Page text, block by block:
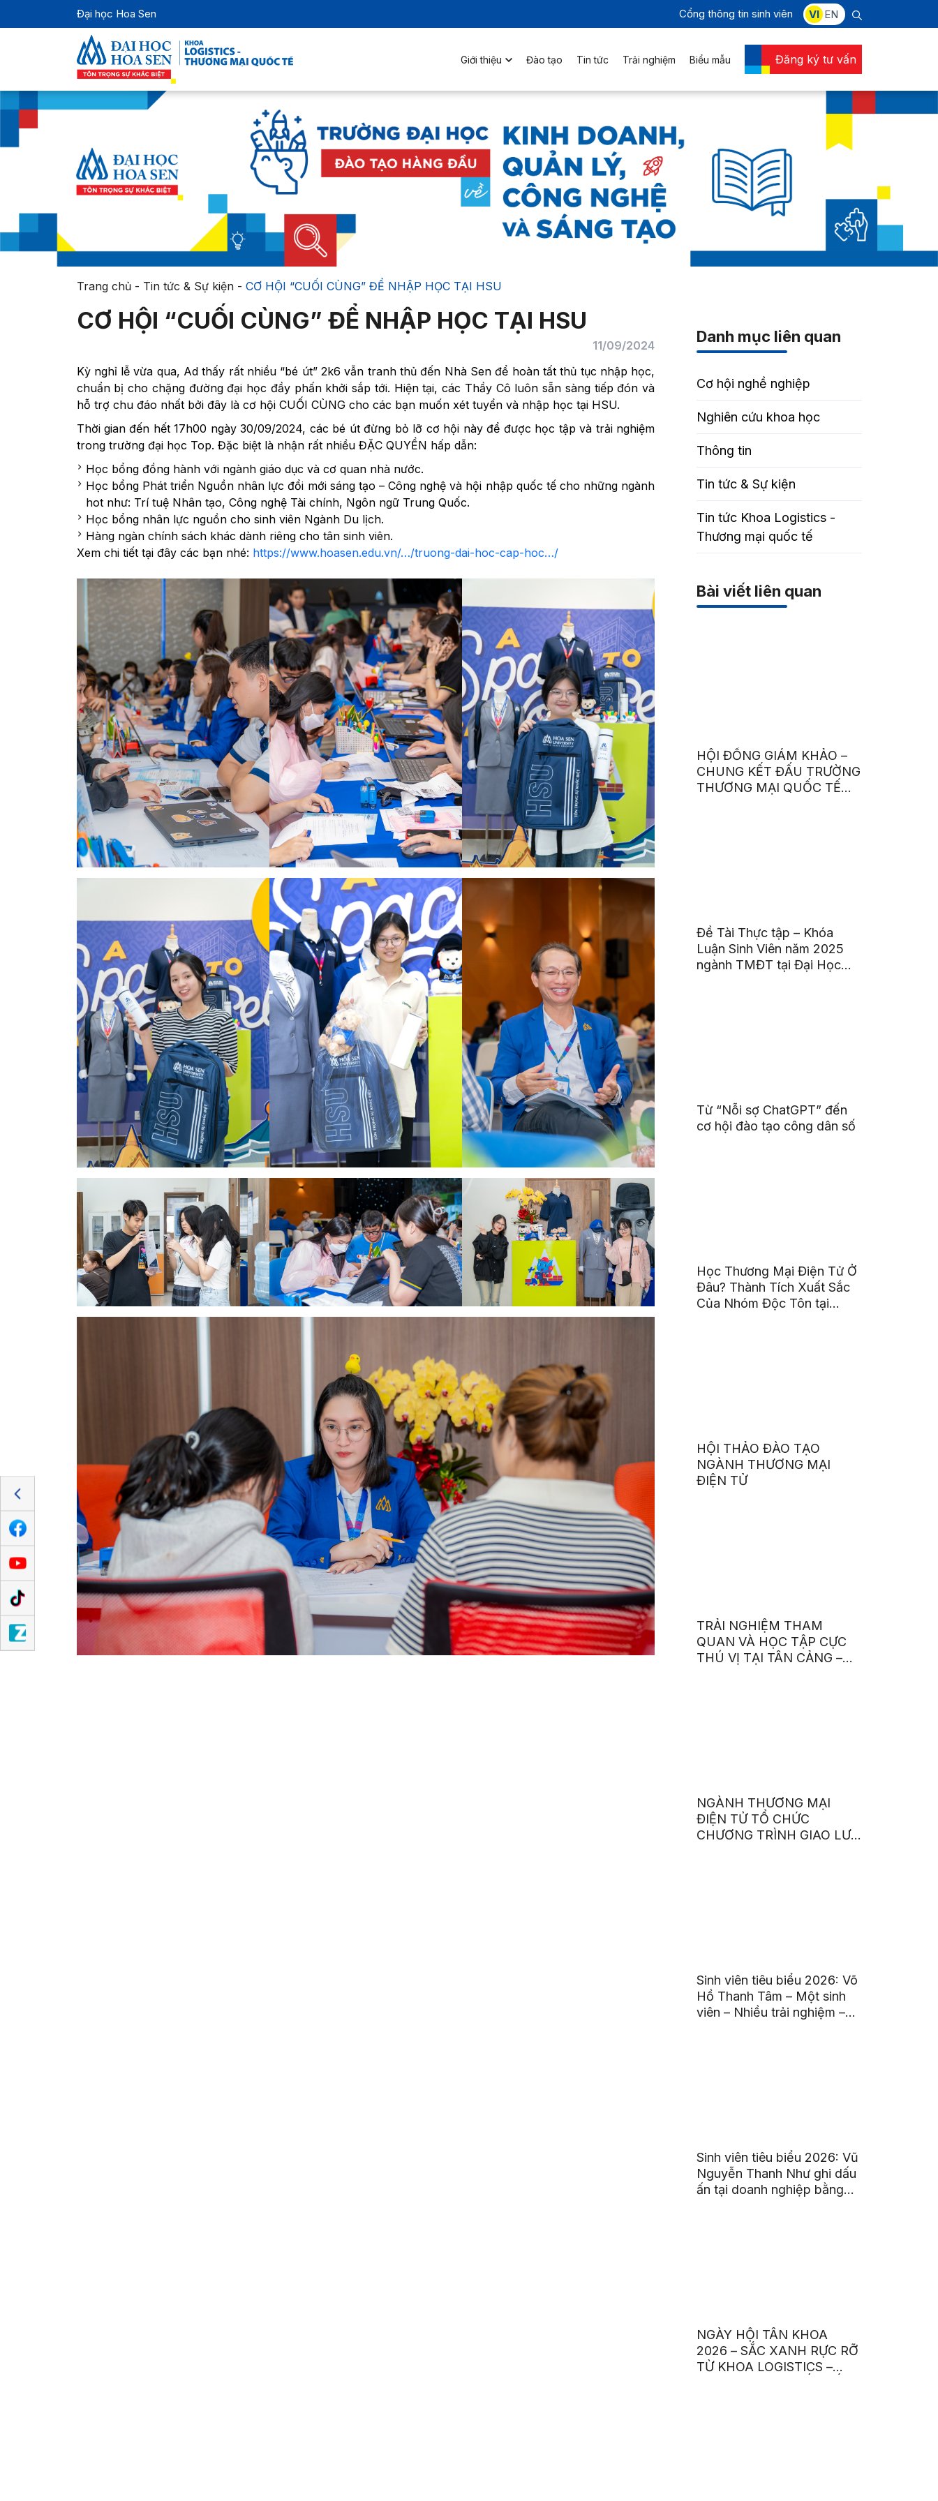
Đại học Hoa Sen Cổng thông tin sinh viên VI EN
Giới thiệu Đào tạo Tin tức Trải nghiệm Biểu mẫu Đăng ký tư vấn
Trang chủ- Tin tức & Sự kiện- CƠ HỘI “CUỐI CÙNG” ĐỂ NHẬP HỌC TẠI HSU
CƠ HỘI “CUỐI CÙNG” ĐỂ NHẬP HỌC TẠI HSU
11/09/2024
Kỳ nghỉ lễ vừa qua, Ad thấy rất nhiều “bé út” 2k6 vẫn tranh thủ đến Nhà Sen để hoàn tất thủ tục nhập học,
chuẩn bị cho chặng đường đại học đầy phấn khởi sắp tới. Hiện tại, các Thầy Cô luôn sẵn sàng tiếp đón và
hỗ trợ chu đáo nhất bởi đây là cơ hội CUỐI CÙNG cho các bạn muốn xét tuyển và nhập học tại HSU.
Thời gian đến hết 17h00 ngày 30/09/2024, các bé út đừng bỏ lỡ cơ hội này để được học tập và trải nghiệm
trong trường đại học Top. Đặc biệt là nhận rất nhiều ĐẶC QUYỀN hấp dẫn:
Học bổng đồng hành với ngành giáo dục và cơ quan nhà nước.
Học bổng Phát triển Nguồn nhân lực đổi mới sáng tạo – Công nghệ và hội nhập quốc tế cho những ngành
hot như: Trí tuệ Nhân tạo, Công nghệ Tài chính, Ngôn ngữ Trung Quốc.
Học bổng nhân lực nguồn cho sinh viên Ngành Du lịch.
Hàng ngàn chính sách khác dành riêng cho tân sinh viên.
Xem chi tiết tại đây các bạn nhé: https://www.hoasen.edu.vn/…/truong-dai-hoc-cap-hoc…/
Danh mục liên quan
Cơ hội nghề nghiệp
Nghiên cứu khoa học
Thông tin
Tin tức & Sự kiện
Tin tức Khoa Logistics -
Thương mại quốc tế
Bài viết liên quan
HỘI ĐỒNG GIÁM KHẢO –
CHUNG KẾT ĐẤU TRƯỜNG
THƯƠNG MẠI QUỐC TẾ
Đề Tài Thực tập – Khóa
Luận Sinh Viên năm 2025
ngành TMĐT tại Đại Học
Từ “Nỗi sợ ChatGPT” đến
cơ hội đào tạo công dân số
Học Thương Mại Điện Tử Ở
Đâu? Thành Tích Xuất Sắc
Của Nhóm Độc Tôn tại
HỘI THẢO ĐÀO TẠO
NGÀNH THƯƠNG MẠI
ĐIỆN TỬ
TRẢI NGHIỆM THAM
QUAN VÀ HỌC TẬP CỰC
THÚ VỊ TẠI TÂN CẢNG –
NGÀNH THƯƠNG MẠI
ĐIỆN TỬ TỔ CHỨC
CHƯƠNG TRÌNH GIAO LƯU
Sinh viên tiêu biểu 2026: Võ
Hồ Thanh Tâm – Một sinh
viên – Nhiều trải nghiệm –
Sinh viên tiêu biểu 2026: Vũ
Nguyễn Thanh Như ghi dấu
ấn tại doanh nghiệp bằng
NGÀY HỘI TÂN KHOA
2026 – SẮC XANH RỰC RỠ
TỪ KHOA LOGISTICS –